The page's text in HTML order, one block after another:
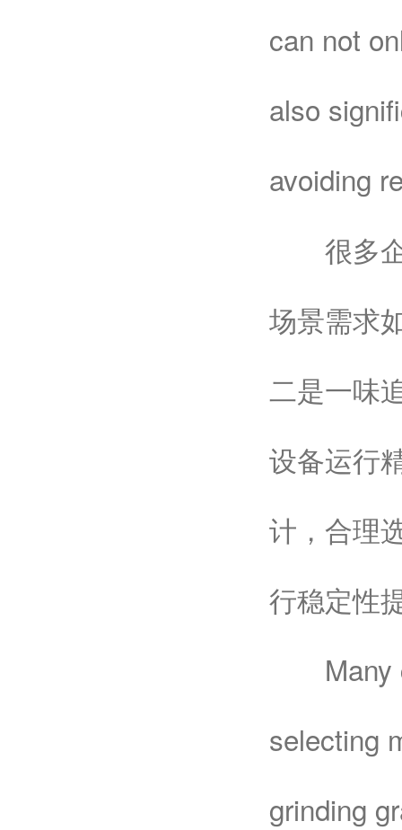
can not
also
avoiding
很多企
场景需求
二是一味
设备运行
计，合理
行稳定性
Many
selecting
grinding